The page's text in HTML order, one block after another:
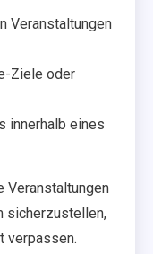
Veranstaltungen
Ziele oder
innerhalb eines
Veranstaltungen
sicherzustellen,
verpassen.